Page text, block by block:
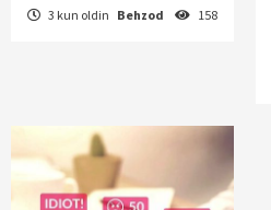
3 kun oldin Behzod 158